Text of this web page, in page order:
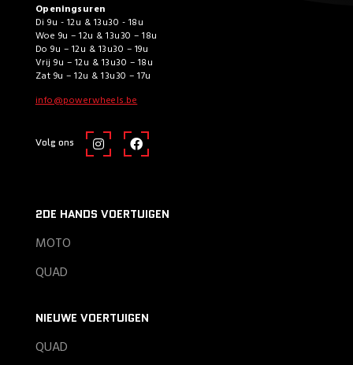
Openingsuren
Di 9u - 12u & 13u30 - 18u
Woe 9u – 12u & 13u30 – 18u
Do 9u – 12u & 13u30 – 19u
Vrij 9u – 12u & 13u30 – 18u
Zat 9u – 12u & 13u30 – 17u
info@powerwheels.be
Volg ons
2DE HANDS VOERTUIGEN
MOTO
QUAD
NIEUWE VOERTUIGEN
QUAD